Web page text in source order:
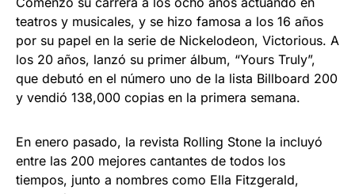
teatros y musicales, y se hizo famosa a los 16 años
por su papel en la serie de Nickelodeon, Victorious. A
los 20 años, lanzó su primer álbum, “Yours Truly”,
que debutó en el número uno de la lista Billboard 200
y vendió 138,000 copias en la primera semana.
En enero pasado, la revista Rolling Stone la incluyó
entre las 200 mejores cantantes de todos los
tiempos, junto a nombres como Ella Fitzgerald,